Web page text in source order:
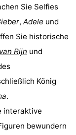
Sie Selfies
, Adele und
Sie historische
Rijn und
König
.
interaktive
bewundern